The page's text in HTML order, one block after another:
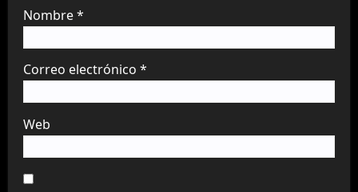
Nombre*
Correo electrónico *
Web